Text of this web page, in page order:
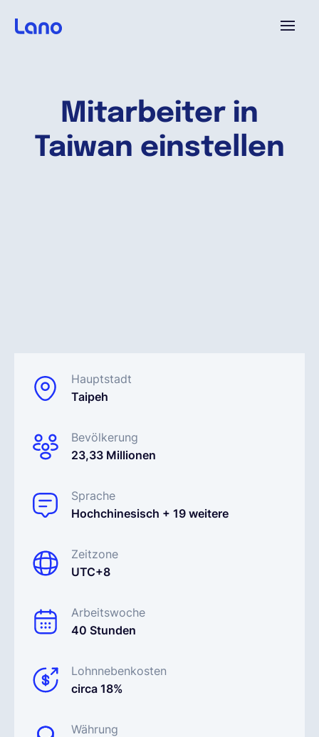
Mitarbeiter in
Taiwan einstellen
Hauptstadt
Taipeh
Bevölkerung
23,33 Millionen
Sprache
Hochchinesisch + 19 weitere
Zeitzone
UTC+8
Arbeitswoche
40 Stunden
Lohnnebenkosten
circa 18%
Währung
Warum Lano?
EOR & Payroll
Contractor Management